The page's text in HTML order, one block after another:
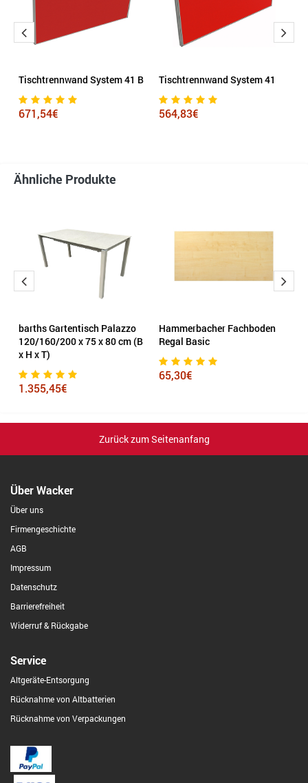
Tischtrennwand System 41 B
671,54€
Tischtrennwand System 41
564,83€
Ähnliche Produkte
barths Gartentisch Palazzo
120/160/200 x 75 x 80 cm (B
x H x T)
1.355,45€
Hammerbacher Fachboden
Regal Basic
65,30€
Zurück zum Seitenanfang
Über Wacker
Über uns
Firmengeschichte
AGB
Impressum
Datenschutz
Barrierefreiheit
Widerruf & Rückgabe
Service
Altgeräte-Entsorgung
Rücknahme von Altbatterien
Rücknahme von Verpackungen